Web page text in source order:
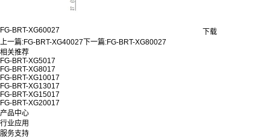
FG-BRT-XG60027
下载
上一篇:FG-BRT-XG40027 下一篇:FG-BRT-XG80027
相关推荐
FG-BRT-XG5017
FG-BRT-XG8017
FG-BRT-XG10017
FG-BRT-XG13017
FG-BRT-XG15017
FG-BRT-XG20017
产品中心
行业应用
服务支持